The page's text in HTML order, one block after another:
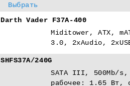
Выбрать
Darth Vader F37A-400
Miditower, ATX,
3.0, 2xAudio,
SHFS37A/240G
SATA III, 500Mb/
рабочее: 1.65 Вт,